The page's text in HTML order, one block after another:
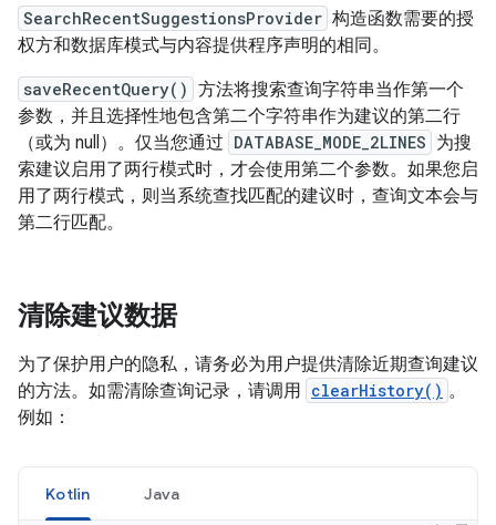
SearchRecentSuggestionsProvider 构造函数需要的授
权方和数据库模式与内容提供程序声明的相同。
saveRecentQuery() 方法将搜索查询字符串当作第一个
参数，并且选择性地包含第二个字符串作为建议的第二行
（或为 null）。仅当您通过 DATABASE_MODE_2LINES 为搜
索建议启用了两行模式时，才会使用第二个参数。如果您启
用了两行模式，则当系统查找匹配的建议时，查询文本会与
第二行匹配。
清除建议数据
为了保护用户的隐私，请务必为用户提供清除近期查询建议
的方法。如需清除查询记录，请调用 clearHistory() 。
例如：
Kotlin Java